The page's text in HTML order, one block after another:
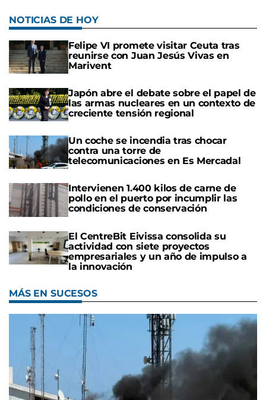
NOTICIAS DE HOY
Felipe VI promete visitar Ceuta tras
reunirse con Juan Jesús Vivas en
Marivent
Japón abre el debate sobre el papel de
las armas nucleares en un contexto de
creciente tensión regional
Un coche se incendia tras chocar
contra una torre de
telecomunicaciones en Es Mercadal
Intervienen 1.400 kilos de carne de
pollo en el puerto por incumplir las
condiciones de conservación
El CentreBit Eivissa consolida su
actividad con siete proyectos
empresariales y un año de impulso a
la innovación
MÁS EN SUCESOS